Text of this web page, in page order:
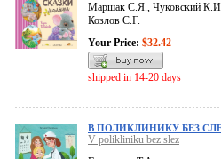
Маршак С.Я., Чуковский
Козлов С.Г.
Your Price: $32.42
shipped in 14-20 days
В ПОЛИКЛИНИКУ БЕЗ
V polikliniku bez slez